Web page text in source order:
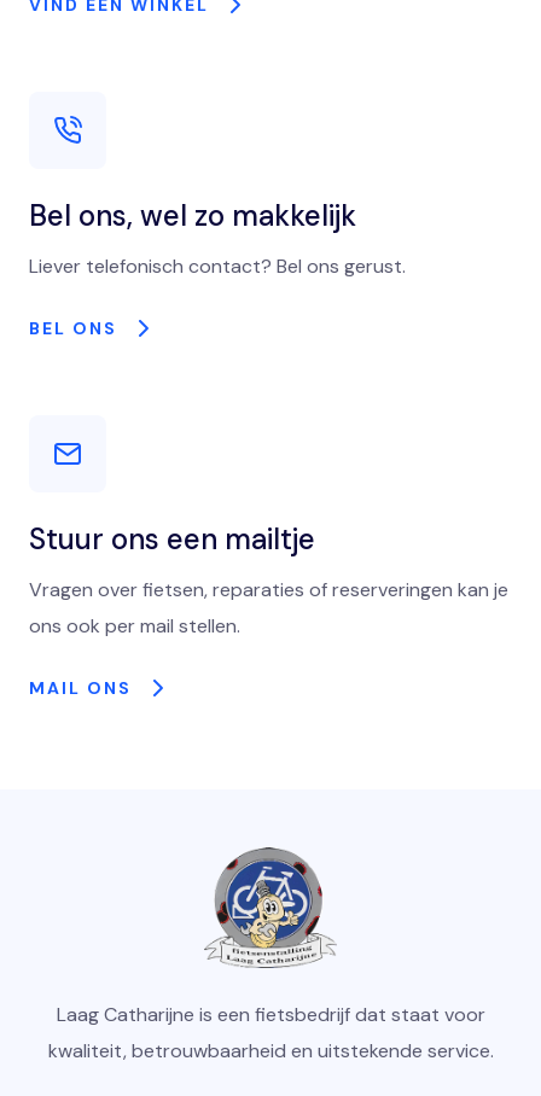
VIND EEN WINKEL
Bel ons, wel zo makkelijk
Liever telefonisch contact? Bel ons gerust.
BEL ONS
Stuur ons een mailtje
Vragen over fietsen, reparaties of reserveringen kan je
ons ook per mail stellen.
MAIL ONS
Laag Catharijne is een fietsbedrijf dat staat voor
kwaliteit, betrouwbaarheid en uitstekende service.